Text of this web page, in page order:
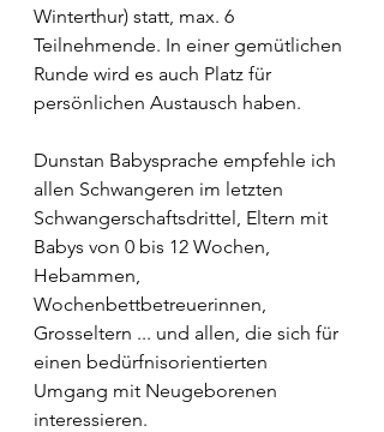
Winterthur) statt, max. 6
Teilnehmende. In einer gemütlichen
Runde wird es auch Platz für
persönlichen Austausch haben.
Dunstan Babysprache empfehle ich
allen Schwangeren im letzten
Schwangerschaftsdrittel, Eltern mit
Babys von 0 bis 12 Wochen,
Hebammen,
Wochenbettbetreuerinnen,
Grosseltern ... und allen, die sich für
einen bedürfnisorientierten
Umgang mit Neugeborenen
interessieren.